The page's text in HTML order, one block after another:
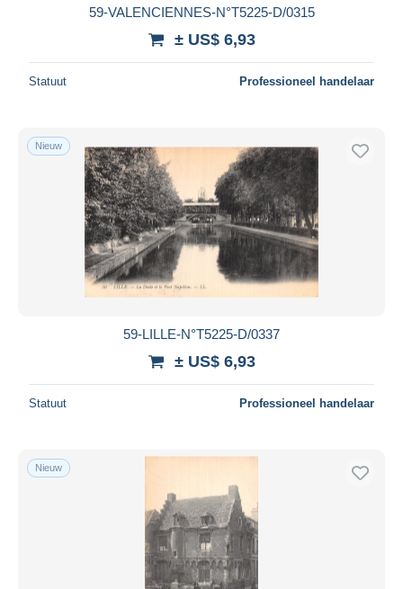
59-VALENCIENNES-N°T5225-D/0315
± US$ 6,93
Statuut Professioneel handelaar
Nieuw
59-LILLE-N°T5225-D/0337
± US$ 6,93
Statuut Professioneel handelaar
Nieuw